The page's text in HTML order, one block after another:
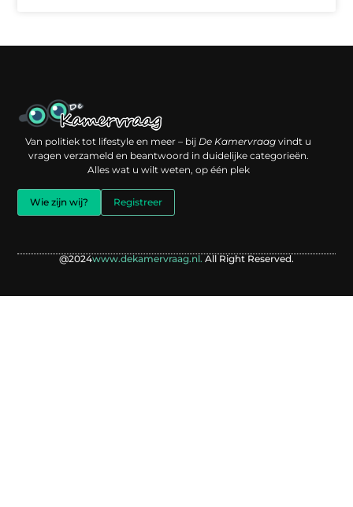
Van politiek tot lifestyle en meer – bijDe Kamervraag vindt u
vragen verzameld en beantwoord in duidelijke categorieën.
Alles wat u wilt weten, op één plek
Wie zijn wij? Registreer
@2024www.dekamervraag.nl. All Right Reserved.